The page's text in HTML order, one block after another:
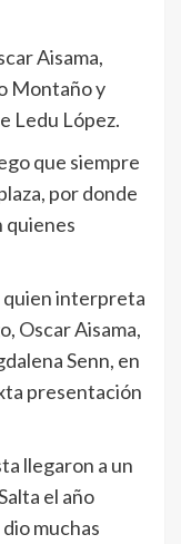
Aisama,
Montaño y
Ledu López.
que siempre
por donde
quienes
quien interpreta
Oscar Aisama,
Senn, en
presentación
llegaron a un
el año
muchas